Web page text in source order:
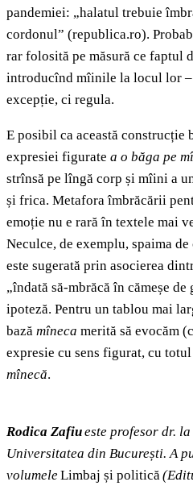
pandemiei: „halatul trebuie
cordonul” (republica.ro).
rar folosită pe măsură ce faptul
introducînd mîinile la locul lor –
excepție, ci regula.
E posibil ca această construcție
expresiei figurate a o băga pe
strînsă pe lîngă corp și mîini a
și frica. Metafora îmbrăcării
emoție nu e rară în textele mai
Neculce, de exemplu, spaima
este sugerată prin asocierea
„îndată să-mbrăcă în cămeșe
ipoteză. Pentru un tablou mai
bază mîneca merită să evocăm
expresie cu sens figurat, cu
mînecă.
Rodica Zafiueste profesor dr.
Universitatea din București. A
volumeleLimbaj și politică